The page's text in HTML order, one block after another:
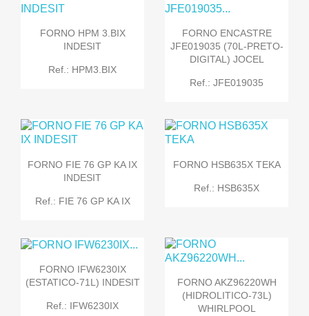
FORNO HPM 3.BIX
INDESIT
Ref.: HPM3.BIX
FORNO ENCASTRE
JFE019035 (70L-PRETO-
DIGITAL) JOCEL
Ref.: JFE019035
FORNO FIE 76 GP KA IX
INDESIT
Ref.: FIE 76 GP KA IX
FORNO HSB635X TEKA
Ref.: HSB635X
FORNO IFW6230IX
(ESTATICO-71L) INDESIT
Ref.: IFW6230IX
FORNO AKZ96220WH
(HIDROLITICO-73L)
WHIRLPOOL